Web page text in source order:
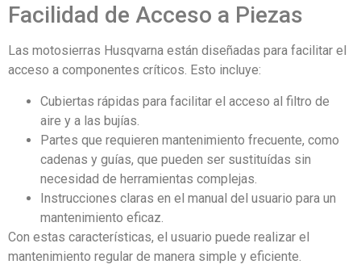
Facilidad de Acceso a Piezas
Las motosierras Husqvarna están diseñadas para facilitar el
acceso a componentes críticos. Esto incluye:
Cubiertas rápidas para facilitar el acceso al filtro de
aire y a las bujías.
Partes que requieren mantenimiento frecuente, como
cadenas y guías, que pueden ser sustituídas sin
necesidad de herramientas complejas.
Instrucciones claras en el manual del usuario para un
mantenimiento eficaz.
Con estas características, el usuario puede realizar el
mantenimiento regular de manera simple y eficiente.